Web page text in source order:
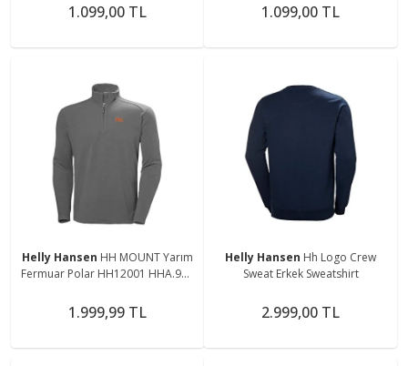
1.099,00 TL 1.099,00 TL
Helly Hansen HH MOUNT Yarım
Fermuar Polar HH12001 HHA.971
1.999,99 TL
Helly Hansen Hh Logo Crew
Sweat Erkek Sweatshirt
2.999,00 TL